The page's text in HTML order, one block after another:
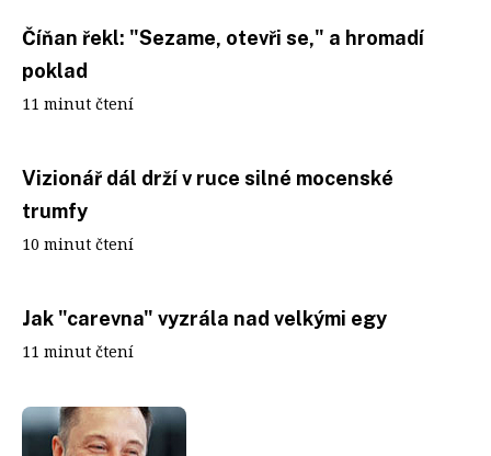
Číňan řekl: "Sezame, otevři se," a hromadí
poklad
11 minut čtení
Vizionář dál drží v ruce silné mocenské
trumfy
10 minut čtení
Jak "carevna" vyzrála nad velkými egy
11 minut čtení